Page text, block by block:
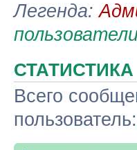
Легенда:
СТАТИСТИКА
Всего
пользователь: